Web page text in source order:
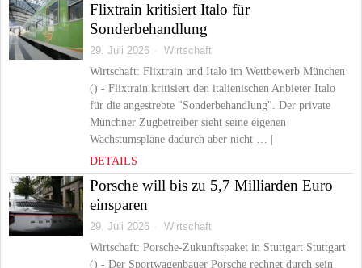
Flixtrain kritisiert Italo für
Sonderbehandlung
29. Juli 2026
Wirtschaft
Wirtschaft: Flixtrain und Italo im Wettbewerb München
() - Flixtrain kritisiert den italienischen Anbieter Italo
für die angestrebte "Sonderbehandlung". Der private
Münchner Zugbetreiber sieht seine eigenen
Wachstumspläne dadurch aber nicht … |
DETAILS
Porsche will bis zu 5,7 Milliarden Euro
einsparen
29. Juli 2026
Wirtschaft
Wirtschaft: Porsche-Zukunftspaket in Stuttgart Stuttgart
() - Der Sportwagenbauer Porsche rechnet durch sein